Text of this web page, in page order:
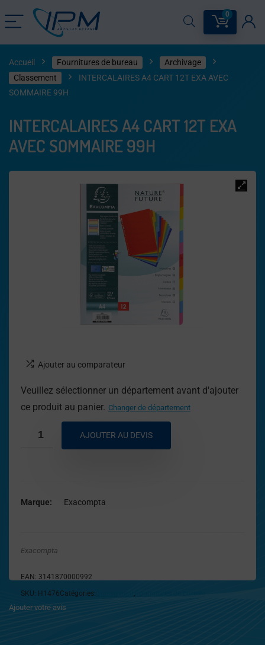
0
Accueil Fournitures de bureau
Archivage
Classement
INTERCALAIRES A4 CART 12T EXA AVEC
SOMMAIRE 99H
INTERCALAIRES A4 CART 12T EXA
AVEC SOMMAIRE 99H
Ajouter au comparateur
Veuillez sélectionner un département avant d'ajouter
ce produit au panier. Changer de département
AJOUTER AU DEVIS
Marque Exacompta
Exacompta
EAN: 3141870000992
SKU: H1476Catégories: ,
Ajouter votre avis